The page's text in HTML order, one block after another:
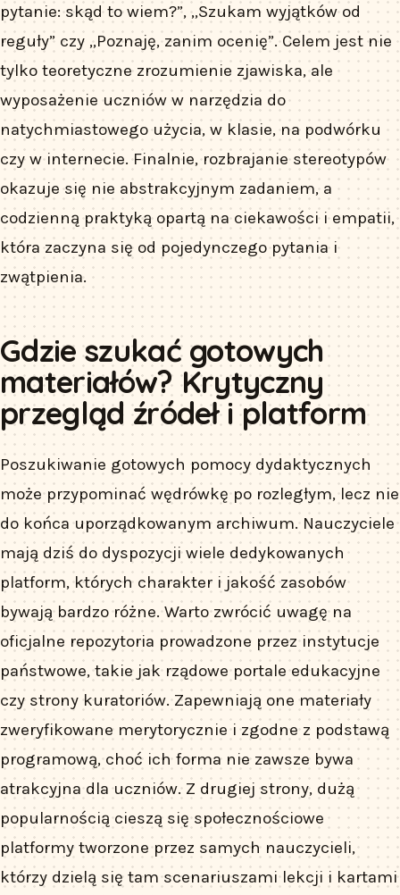
pytanie: skąd to wiem?”, „Szukam wyjątków od
reguły” czy „Poznaję, zanim ocenię”. Celem jest nie
tylko teoretyczne zrozumienie zjawiska, ale
wyposażenie uczniów w narzędzia do
natychmiastowego użycia, w klasie, na podwórku
czy w internecie. Finalnie, rozbrajanie stereotypów
okazuje się nie abstrakcyjnym zadaniem, a
codzienną praktyką opartą na ciekawości i empatii,
która zaczyna się od pojedynczego pytania i
zwątpienia.
Gdzie szukać gotowych
materiałów? Krytyczny
przegląd źródeł i platform
Poszukiwanie gotowych pomocy dydaktycznych
może przypominać wędrówkę po rozległym, lecz nie
do końca uporządkowanym archiwum. Nauczyciele
mają dziś do dyspozycji wiele dedykowanych
platform, których charakter i jakość zasobów
bywają bardzo różne. Warto zwrócić uwagę na
oficjalne repozytoria prowadzone przez instytucje
państwowe, takie jak rządowe portale edukacyjne
czy strony kuratoriów. Zapewniają one materiały
zweryfikowane merytorycznie i zgodne z podstawą
programową, choć ich forma nie zawsze bywa
atrakcyjna dla uczniów. Z drugiej strony, dużą
popularnością cieszą się społecznościowe
platformy tworzone przez samych nauczycieli,
którzy dzielą się tam scenariuszami lekcji i kartami